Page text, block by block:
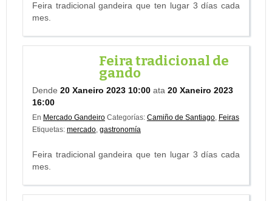
Feira tradicional gandeira que ten lugar 3 días cada
mes.
Feira tradicional de
gando
Dende 20 Xaneiro 2023 10:00 ata 20 Xaneiro 2023
16:00
En Mercado Gandeiro Categorías: Camiño de Santiago, Feiras
Etiquetas: mercado, gastronomía
Feira tradicional gandeira que ten lugar 3 días cada
mes.